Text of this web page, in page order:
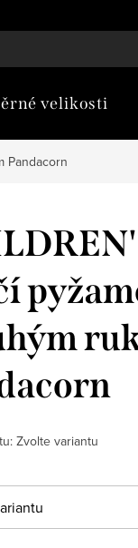
velikosti
Pandacorn
Zvolte variantu